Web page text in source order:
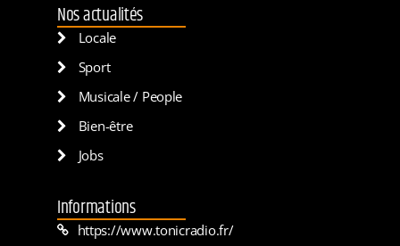
Nos actualités
Locale
Sport
Musicale / People
Bien-être
Jobs
Informations
https://www.tonicradio.fr/